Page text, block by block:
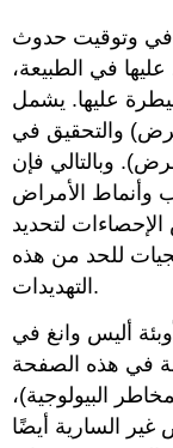
وتوقيت حدوث
عليها في الطبيعة،
عليها. يشمل
والتحقيق في
وبالتالي فإن
وأنماط الأمراض
لتحديد
للحد من هذه
التهديدات.
أليس وانغ في
في هذه الصفحة
البيولوجية)،
غير السارية أيضًا